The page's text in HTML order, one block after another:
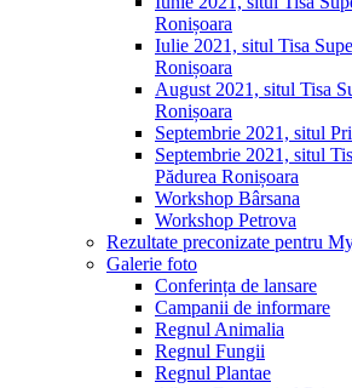
Ronișoara
Iulie 2021, situl Tisa
Ronișoara
August 2021, situl Tisa
Ronișoara
Septembrie 2021, situl
Septembrie 2021, situl
Pădurea Ronișoara
Workshop Bârsana
Workshop Petrova
Rezultate preconizate pentru
Galerie foto
Conferința de lansare
Campanii de informare
Regnul Animalia
Regnul Fungii
Regnul Plantae